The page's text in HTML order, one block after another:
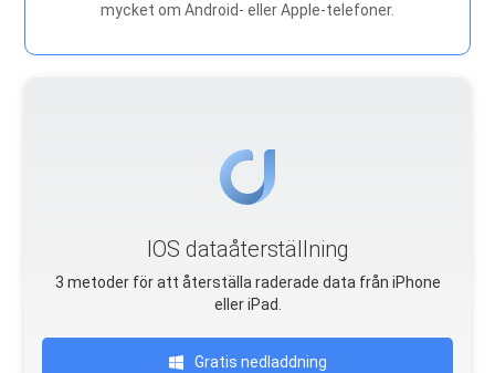
mycket om Android- eller Apple-telefoner.
IOS dataåterställning
3 metoder för att återställa raderade data från iPhone
eller iPad.
Gratis nedladdning